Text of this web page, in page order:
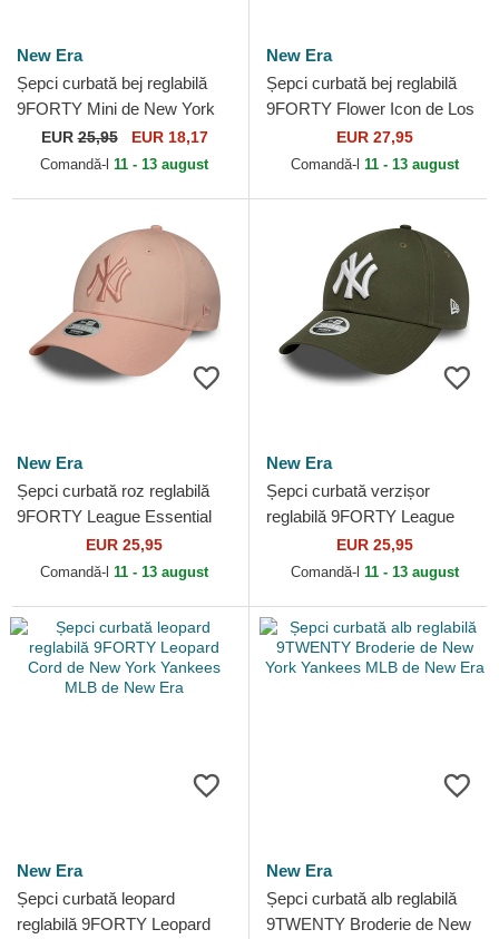
New Era
Șepci curbată bej reglabilă
9FORTY Mini de New York
Yankees MLB de New Era
EUR25,95 EUR 18,17
Comandă-l 11 - 13 august
New Era
Șepci curbată bej reglabilă
9FORTY Flower Icon de Los
Angeles Dodgers MLB de
New Era
EUR 27,95
Comandă-l 11 - 13 august
New Era
Șepci curbată roz reglabilă
9FORTY League Essential
de New York Yankees MLB
de New Era
EUR 25,95
Comandă-l 11 - 13 august
New Era
Șepci curbată verzișor
reglabilă 9FORTY League
Essential de New York
Yankees MLB de New Era
EUR 25,95
Comandă-l 11 - 13 august
New Era
Șepci curbată leopard
reglabilă 9FORTY Leopard
New Era
Șepci curbată alb reglabilă
9TWENTY Broderie de New